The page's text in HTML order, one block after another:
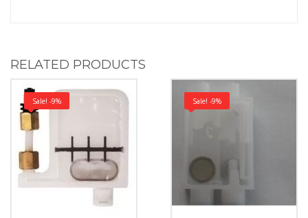
RELATED PRODUCTS
Sale! -9% Sale! -9%